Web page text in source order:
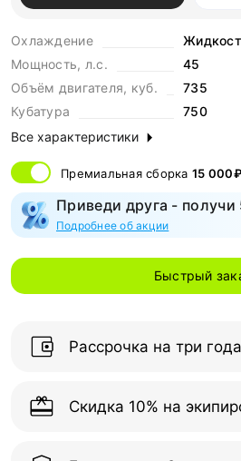
Охлаждение
Мощность, л.с.
45
Объём двигателя, куб.
735
Кубатура
750
Все характеристики
Премиальная сборка 15 000₽
Приведи друга -
Подробнее об акции
Быстрый
Рассрочка на три года
Скидка 10% на